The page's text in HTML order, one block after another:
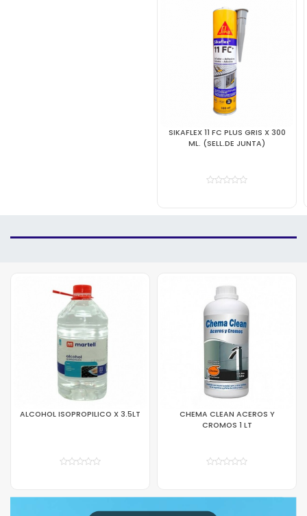
SIKAFILL TECHO 3 GRIS X 4 LT
CHEMA CLEAN ACEROS Y
DESINFECTANTE
MULTISUPERFICIE LAVANDA 4000